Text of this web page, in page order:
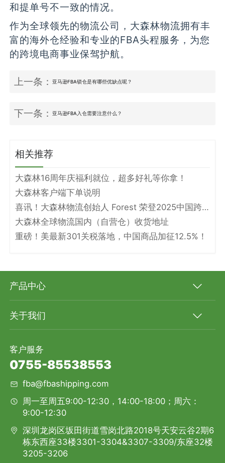
和提单号不一致的情况。
作为全球领先的物流公司，大森林物流拥有丰
富的海外仓经验和专业的FBA头程服务，为您
的跨境电商事业保驾护航。
上一条：亚马逊FBA锁仓是有哪些优缺点呢？
下一条：亚马逊FBA入仓需要注意什么？
相关推荐
大森林16周年庆福利就位，超多好礼等你拿！
大森林客户端下单说明
喜讯！大森林物流创始人 Forest 荣登2025中国跨境电商物流名人堂！
大森林全球物流国内（自营仓）收货地址
重磅！美最新301关税落地，中国商品加征12.5%！
产品中心
关于我们
客户服务
0755-85538553
fba@fbashipping.com
周一至周五9:00-12:30，14:00-18:00；周六：
9:00-12:30
深圳龙岗区坂田街道雪岗北路2018号天安云谷2期6
栋东西座33楼3301-3304&3307-3309/东座32楼
3205-3206